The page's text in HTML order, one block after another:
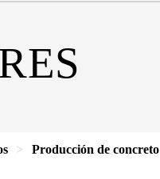
Producción de concreto